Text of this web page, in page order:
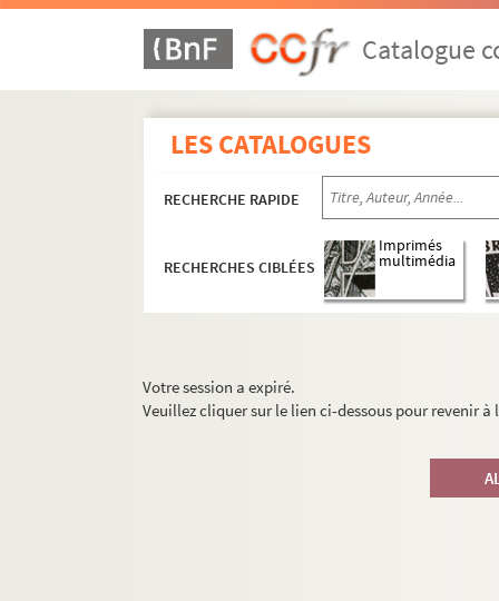
Catalogue
LES CATALOGUES
RECHERCHE RAPIDE
RECHERCHES CIBLÉES
Imprimés
multimédia
Votre session a expiré.
Veuillez cliquer sur le lien ci-dessous pour revenir